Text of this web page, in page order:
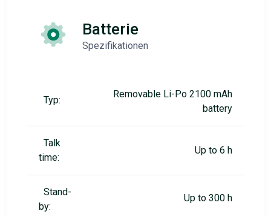
Batterie
Spezifikationen
Typ:
Removable Li-Po 2100 mAh
battery
Talk
time:
Up to 6 h
Stand-
by:
Up to 300 h